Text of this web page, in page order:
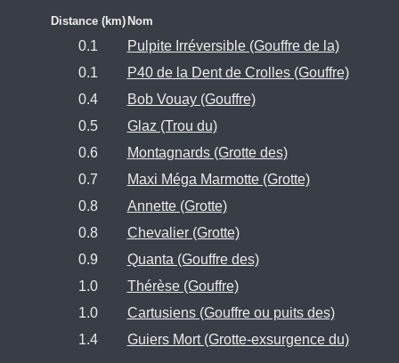
Distance (km) Nom
0.1
Pulpite Irréversible (Gouffre de la)
0.1
P40 de la Dent de Crolles (Gouffre)
0.4
Bob Vouay (Gouffre)
0.5
Glaz (Trou du)
0.6
Montagnards (Grotte des)
0.7
Maxi Méga Marmotte (Grotte)
0.8
Annette (Grotte)
0.8
Chevalier (Grotte)
0.9
Quanta (Gouffre des)
1.0
Thérèse (Gouffre)
1.0
Cartusiens (Gouffre ou puits des)
1.4
Guiers Mort (Grotte-exsurgence du)